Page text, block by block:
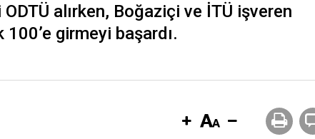
alırken, Boğaziçi ve İTÜ işveren
100’e girmeyi başardı.